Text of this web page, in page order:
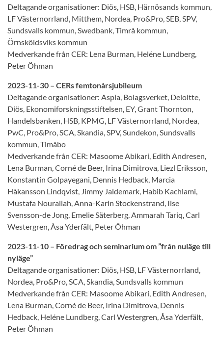
Deltagande organisationer: Diös, HSB, Härnösands kommun,
LF Västernorrland, Mitthem, Nordea, Pro&Pro, SEB, SPV,
Sundsvalls kommun, Swedbank, Timrå kommun,
Örnsköldsviks kommun
Medverkande från CER: Lena Burman, Heléne Lundberg,
Peter Öhman
2023-11-30 – CERs femtonårsjubileum
Deltagande organisationer: Aspia, Bolagsverket, Deloitte,
Diös, Ekonomiforskningsstiftelsen, EY, Grant Thornton,
Handelsbanken, HSB, KPMG, LF Västernorrland, Nordea,
PwC, Pro&Pro, SCA, Skandia, SPV, Sundekon, Sundsvalls
kommun, Timåbo
Medverkande från CER: Masoome Abikari, Edith Andresen,
Lena Burman, Corné de Beer, Irina Dimitrova, Liezl Eriksson,
Konstantin Golpayegani, Dennis Hedback, Marcia
Håkansson Lindqvist, Jimmy Jaldemark, Habib Kachlami,
Mustafa Nourallah, Anna-Karin Stockenstrand, Ilse
Svensson-de Jong, Emelie Säterberg, Ammarah Tariq, Carl
Westergren, Åsa Yderfält, Peter Öhman
2023-11-10 – Föredrag och seminarium om ”från nuläge till
nyläge”
Deltagande organisationer: Diös, HSB, LF Västernorrland,
Nordea, Pro&Pro, SCA, Skandia, Sundsvalls kommun
Medverkande från CER: Masoome Abikari, Edith Andresen,
Lena Burman, Corné de Beer, Irina Dimitrova, Dennis
Hedback, Heléne Lundberg, Carl Westergren, Åsa Yderfält,
Peter Öhman